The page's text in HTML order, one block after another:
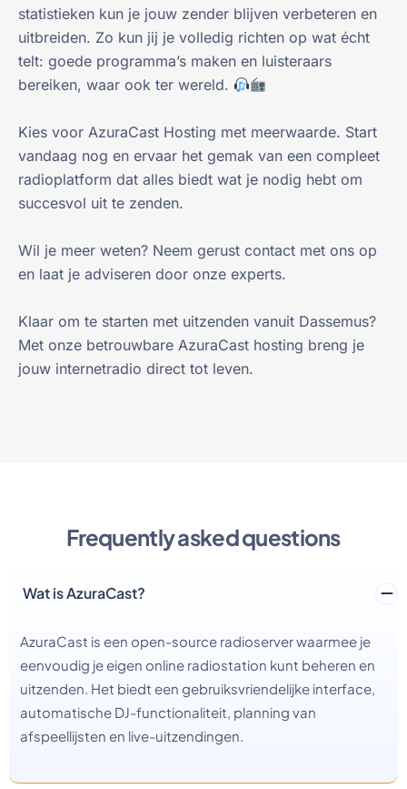
statistieken kun je jouw zender blijven verbeteren en
uitbreiden. Zo kun jij je volledig richten op wat écht
telt: goede programma’s maken en luisteraars
bereiken, waar ook ter wereld.
Kies voor AzuraCast Hosting met meerwaarde. Start
vandaag nog en ervaar het gemak van een compleet
radioplatform dat alles biedt wat je nodig hebt om
succesvol uit te zenden.
Wil je meer weten? Neem gerust contact met ons op
en laat je adviseren door onze experts.
Klaar om te starten met uitzenden vanuit Dassemus?
Met onze betrouwbare AzuraCast hosting breng je
jouw internetradio direct tot leven.
Frequently asked questions
Wat is AzuraCast?
AzuraCast is een open-source radioserver waarmee je
eenvoudig je eigen online radiostation kunt beheren en
uitzenden. Het biedt een gebruiksvriendelijke interface,
automatische DJ-functionaliteit, planning van
afspeellijsten en live-uitzendingen.